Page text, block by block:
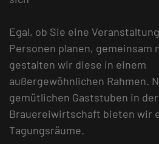
Egal, ob Sie eine
Personen planen, gemeinsam
gestalten wir diese in einem
außergewöhnlichen Rahmen.
gemütlichen Gaststuben in
Brauereiwirtschaft bieten wir
Tagungsräume.